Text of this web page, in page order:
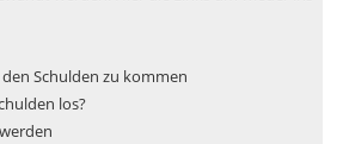
Schulden zu kommen
los?